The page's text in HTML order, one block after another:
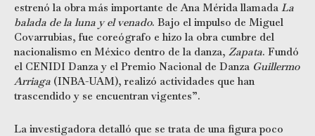
estrenó la obra más importante de Ana Mérida llamada La
balada de la luna y el venado. Bajo el impulso de Miguel
Covarrubias, fue coreógrafo e hizo la obra cumbre del
nacionalismo en México dentro de la danza, Zapata. Fundó
el CENIDI Danza y el Premio Nacional de Danza Guillermo
Arriaga (INBA-UAM), realizó actividades que han
trascendido y se encuentran vigentes”.
La investigadora detalló que se trata de una figura poco